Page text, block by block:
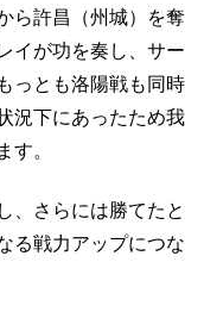
ら許昌（州城）を奪
イが功を奏し、サー
っとも洛陽戦も同時
況下にあったため我
す。
、さらには勝てたと
る戦力アップにつな